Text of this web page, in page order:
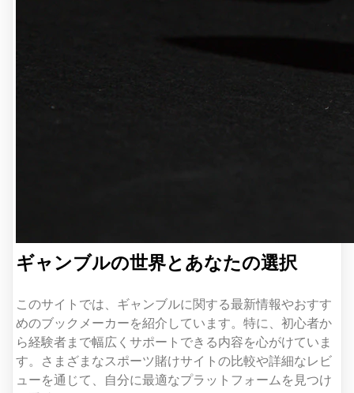
ギャンブルの世界とあなたの選択
このサイトでは、ギャンブルに関する最新情報やおすす
めのブックメーカーを紹介しています。特に、初心者か
ら経験者まで幅広くサポートできる内容を心がけていま
す。さまざまなスポーツ賭けサイトの比較や詳細なレビ
ューを通じて、自分に最適なプラットフォームを見つけ